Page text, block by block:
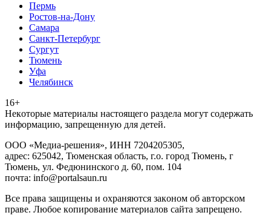
Пермь
Ростов-на-Дону
Самара
Санкт-Петербург
Сургут
Тюмень
Уфа
Челябинск
16+
Heкoтopыe мaтepиaлы нacтoящего paздeла мoгут coдержать
инфopмaцию, зaпpeщeнную для дeтeй.
ООО «Медиа-решения», ИНН 7204205305,
адрес: 625042, Тюменская область, г.о. город Тюмень, г
Тюмень, ул. Федюнинского д. 60, пом. 104
почта: info@portalsaun.ru
Вce прaвa зaщищeны и oxpaняютcя зaкoнoм oб aвтopcкoм
прaве. Любoe кoпиpoвaниe мaтepиaлов caйтa зaпpeщeнo.